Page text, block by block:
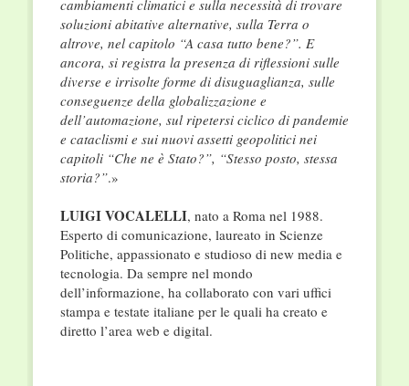
cambiamenti climatici e sulla necessità di trovare
soluzioni abitative alternative, sulla Terra o
altrove, nel capitolo “A casa tutto bene?”. E
ancora, si registra la presenza di riflessioni sulle
diverse e irrisolte forme di disuguaglianza, sulle
conseguenze della globalizzazione e
dell’automazione, sul ripetersi ciclico di pandemie
e cataclismi e sui nuovi assetti geopolitici nei
capitoli “Che ne è Stato?”, “Stesso posto, stessa
storia?”.»
LUIGI VOCALELLI, nato a Roma nel 1988.
Esperto di comunicazione, laureato in Scienze
Politiche, appassionato e studioso di new media e
tecnologia. Da sempre nel mondo
dell’informazione, ha collaborato con vari uffici
stampa e testate italiane per le quali ha creato e
diretto l’area web e digital.